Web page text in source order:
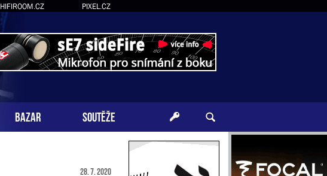
HIFIROOM.CZ PIXEL.CZ
BAZAR SOUTĚŽE
28. 7. 2020